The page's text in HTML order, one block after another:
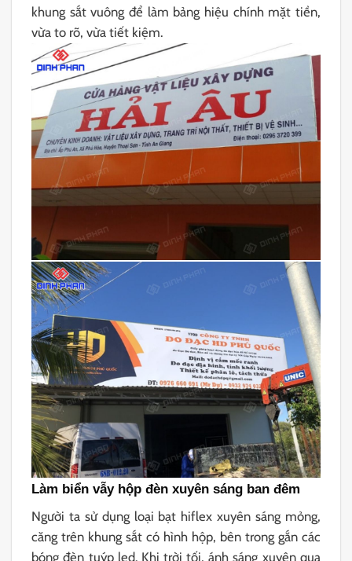
khung sắt vuông để làm bảng hiệu chính mặt tiền,
vừa to rõ, vừa tiết kiệm.
Làm biển vẫy hộp đèn xuyên sáng ban đêm
Người ta sử dụng loại bạt hiflex xuyên sáng mỏng,
căng trên khung sắt có hình hộp, bên trong gắn các
bóng đèn tuýp led. Khi trời tối, ánh sáng xuyên qua